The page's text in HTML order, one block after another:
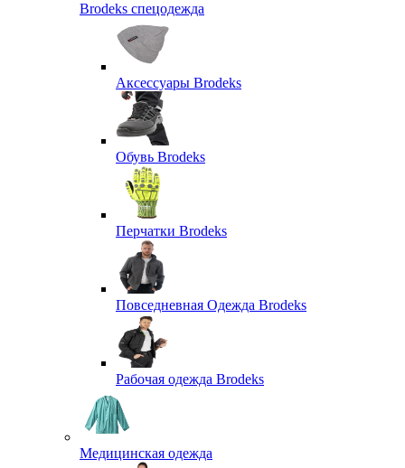
Brodeks спецодежда
Аксессуары Brodeks
Обувь Brodeks
Перчатки Brodeks
Повседневная Одежда Brodeks
Рабочая одежда Brodeks
Медицинская одежда